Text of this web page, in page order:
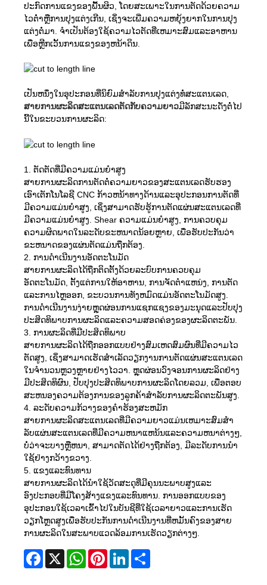
ປະກົດການແຂງຂອງພື້ນຜິວ, ໂດຍສະເພາະໃນການຕັດດ້ວຍຄວາມ
ໄວຕ່ໍາຫຼືການປຸງແຕ່ງເກີນ, ເຊິ່ງຈະເພີ່ມຄວາມຫຍຸ້ງຍາກໃນການປຸງ
ແຕ່ງຕໍ່ມາ. ຈໍາເປັນຕ້ອງໃຊ້ຄວາມໄວຕັດທີ່ເຫມາະສົມແລະອາຫານ
ເພື່ອຫຼີກເວັ້ນການແຂງຂອງຫນ້າດິນ.
ເປັນຫນຶ່ງໃນອຸປະກອນທີ່ນິຍົມສໍາລັບການປຸງແຕ່ງທໍ່ສະແຕນເລດ,
ສາຍການຜະລິດສະແຕນເລດຕັດກັບຄວາມຍາວມີ​ລັກ​ສະ​ນະ​ດັ່ງ​ຕໍ່​ໄປ​
ນີ້​ໃນ​ຂະ​ບວນ​ການ​ຜະ​ລິດ​:
1. ຕັດຕັດທີ່ມີຄວາມແມ່ນຍໍາສູງ
ສາຍການຜະລິດການຕັດຕໍ່ຄວາມຍາວຂອງສະແຕນເລດຮັບຮອງ
ເອົາເຕັກໂນໂລຊີ CNC ກ້າວຫນ້າທາງດ້ານແລະອຸປະກອນການຕັດທີ່
ມີຄວາມແມ່ນຍໍາສູງ, ເຊິ່ງສາມາດຮັບຮູ້ການຕັດແຜ່ນສະແຕນເລດທີ່
ມີຄວາມແມ່ນຍໍາສູງ. Shear ຄວາມແມ່ນຍໍາສູງ, ການຄວບຄຸມ
ຄວາມຜິດພາດໃນລະດັບຂະຫນາດນ້ອຍຫຼາຍ, ເພື່ອຮັບປະກັນວ່າ
ຂະຫນາດຂອງແຜ່ນຕັດແມ່ນຖືກຕ້ອງ.
2. ການດໍາເນີນງານອັດຕະໂນມັດ
ສາຍການຜະລິດໄດ້ຖືກຕິດຕັ້ງດ້ວຍລະບົບການຄວບຄຸມ
ອັດຕະໂນມັດ, ຕັ້ງແຕ່ການໃຫ້ອາຫານ, ການຈັດຕໍາແຫນ່ງ, ການຕັດ
ແລະການໄຫຼອອກ, ຂະບວນການທັງຫມົດແມ່ນອັດຕະໂນມັດສູງ.
ການດໍາເນີນງານງ່າຍຫຼຸດຜ່ອນການແຊກແຊງຂອງມະນຸດແລະປັບປຸງ
ປະສິດທິພາບການຜະລິດແລະຄວາມສອດຄ່ອງຂອງຜະລິດຕະພັນ.
3. ການຜະລິດທີ່ມີປະສິດທິພາບ
ສາຍການຜະລິດໄດ້ຖືກອອກແບບຢ່າງສົມເຫດສົມຜົນທີ່ມີຄວາມໄວ
ຕັດສູງ, ເຊິ່ງສາມາດເຮັດສໍາເລັດວຽກງານການຕັດແຜ່ນສະແຕນເລດ
ໃນຈໍານວນຫຼວງຫຼາຍຢ່າງໄວວາ. ຫຼຸດ​ຜ່ອນ​ວົງ​ຈອນ​ການ​ຜະ​ລິດ​ຢ່າງ​
ມີ​ປະ​ສິດ​ທິ​ຜົນ, ປັບ​ປຸງ​ປະ​ສິດ​ທິ​ພາບ​ການ​ຜະ​ລິດ​ໂດຍ​ລວມ, ເພື່ອ​ຕອບ​
ສະ​ຫນອງ​ຄວາມ​ຕ້ອງ​ການ​ຂອງ​ລູກ​ຄ້າ​ສໍາ​ລັບ​ການ​ຜະ​ລິດ​ຕະ​ພັນ​ສູງ.
4. ລະດັບຄວາມກ້ວາງຂອງຄໍາຮ້ອງສະຫມັກ
ສາຍການຜະລິດສະແຕນເລດທີ່ມີຄວາມຍາວແມ່ນເຫມາະສົມສໍາ
ລັບແຜ່ນສະແຕນເລດທີ່ມີຄວາມຫນາແຫນ້ນແລະຄວາມຫນາຕ່າງໆ,
ບໍ່ວ່າຈະບາງຫຼືຫນາ, ສາມາດຕັດໄດ້ຢ່າງຖືກຕ້ອງ, ມີລະດັບການນໍາ
ໃຊ້ຢ່າງກວ້າງຂວາງ.
5. ແຂງແລະທົນທານ
ສາຍການຜະລິດໄດ້ນໍາໃຊ້ວັດສະດຸທີ່ມີຄຸນນະພາບສູງແລະ
ອົງປະກອບທີ່ມີໂຄງສ້າງແຂງແລະທົນທານ. ການອອກແບບຂອງ
ອຸປະກອນໃຊ້ເວລາເຂົ້າໄປໃນບັນຊີທີ່ໃຊ້ເວລາຍາວແລະການເຮັດ
ວຽກໂຫຼດສູງເພື່ອຮັບປະກັນການດໍາເນີນງານທີ່ຫມັ້ນຄົງຂອງສາຍ
ການຜະລິດໃນສະພາບແວດລ້ອມການເຮັດວຽກຕ່າງໆ.
Facebook
X WhatsAppPinterestLinkedIn